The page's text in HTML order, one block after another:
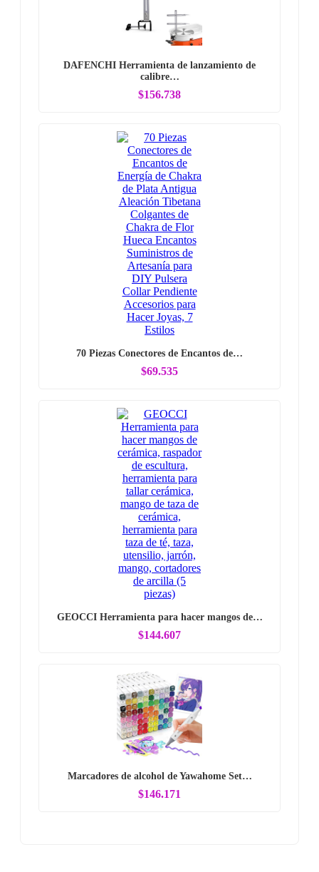
DAFENCHI Herramienta de lanzamiento de
calibre…
$156.738
70 Piezas Conectores de Encantos de…
$69.535
GEOCCI Herramienta para hacer mangos de…
$144.607
Marcadores de alcohol de Yawahome Set…
$146.171